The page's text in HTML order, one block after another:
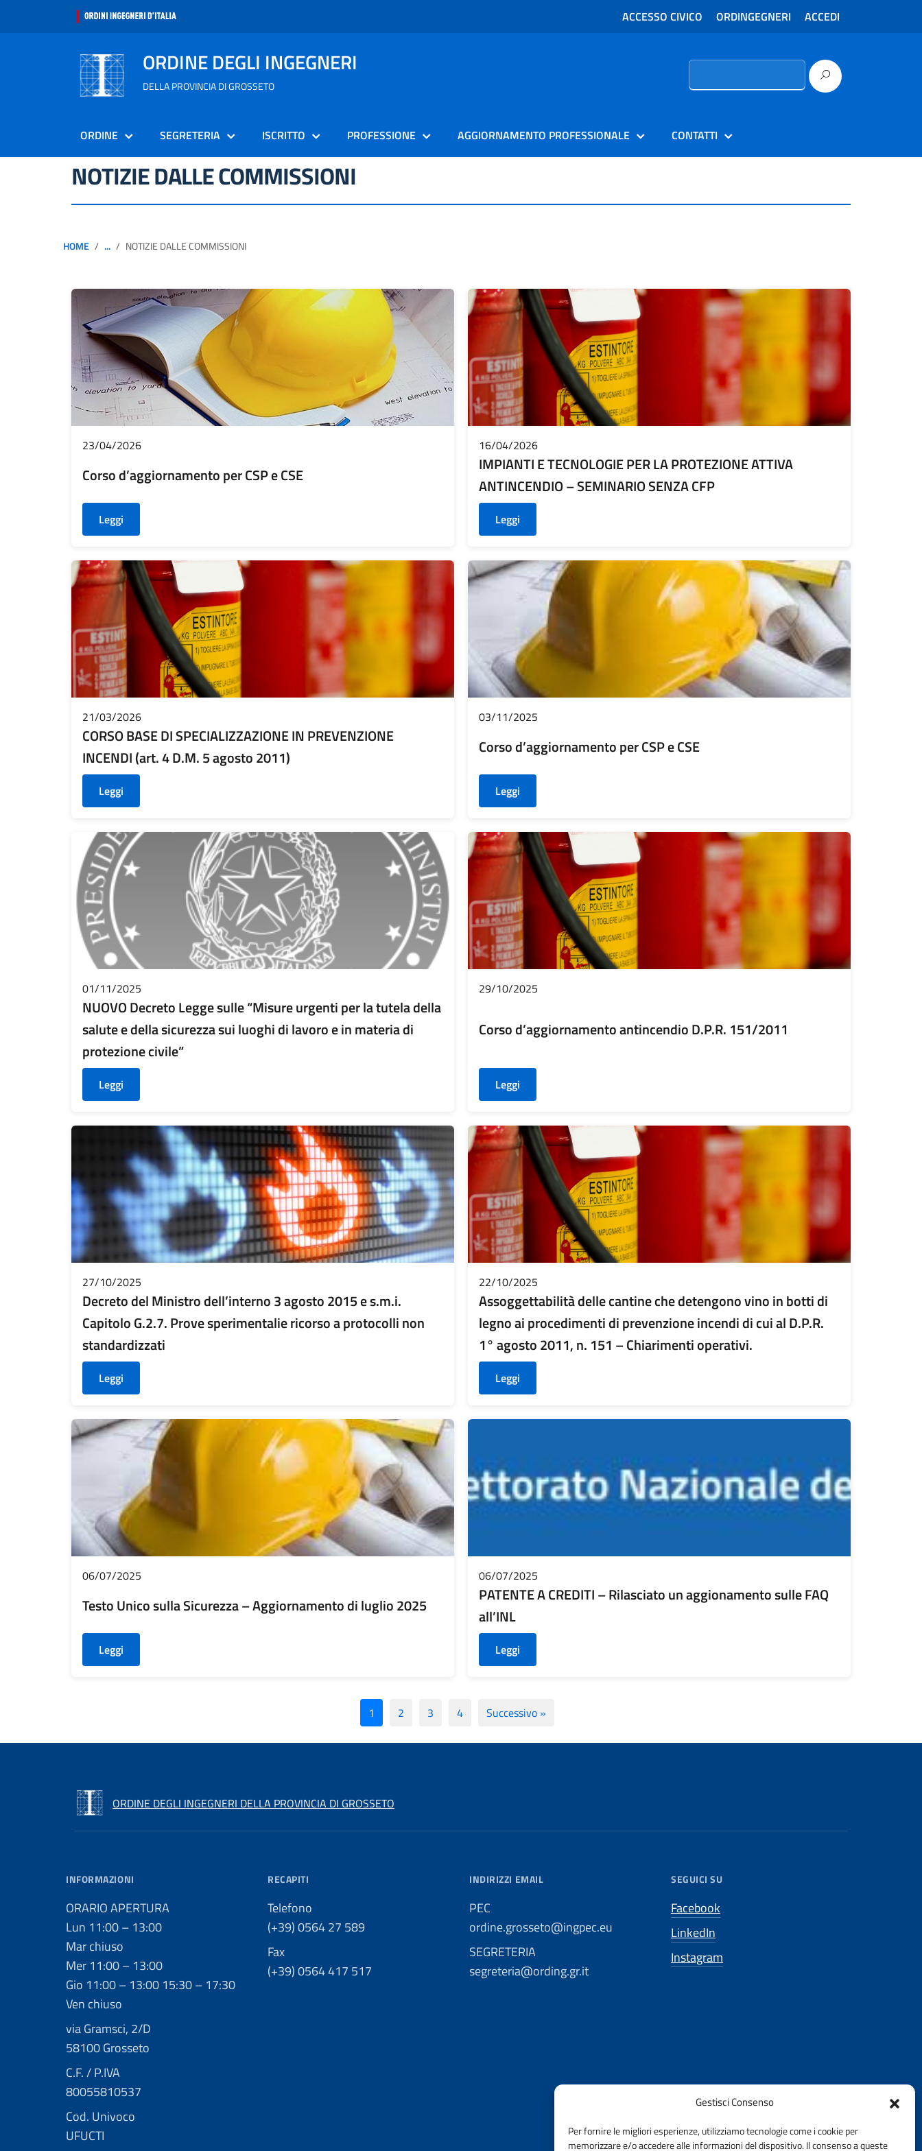
Gestisci Consenso
Per fornire le migliori esperienze, utilizziamo tecnologie come i cookie per
memorizzare e/o accedere alle informazioni del dispositivo. Il consenso a queste
ACCESSO CIVICO ORDINGEGNERI ACCEDI
ORDINE DEGLI INGEGNERI
DELLA PROVINCIA DI GROSSETO
Ricerca
ORDINE SEGRETERIA ISCRITTO PROFESSIONE AGGIORNAMENTO PROFESSIONALE CONTATTI
NOTIZIE DALLE COMMISSIONI
HOME ... NOTIZIE DALLE COMMISSIONI
23/04/2026
Corso d’aggiornamento per CSP e CSE
Leggi
16/04/2026
IMPIANTI E TECNOLOGIE PER LA PROTEZIONE ATTIVA
ANTINCENDIO – SEMINARIO SENZA CFP
Leggi
21/03/2026
CORSO BASE DI SPECIALIZZAZIONE IN PREVENZIONE
INCENDI (art. 4 D.M. 5 agosto 2011)
Leggi
03/11/2025
Corso d’aggiornamento per CSP e CSE
Leggi
01/11/2025
NUOVO Decreto Legge sulle “Misure urgenti per la tutela della
salute e della sicurezza sui luoghi di lavoro e in materia di
protezione civile”
Leggi
29/10/2025
Corso d’aggiornamento antincendio D.P.R. 151/2011
Leggi
27/10/2025
Decreto del Ministro dell’interno 3 agosto 2015 e s.m.i.
Capitolo G.2.7. Prove sperimentalie ricorso a protocolli non
standardizzati
Leggi
22/10/2025
Assoggettabilità delle cantine che detengono vino in botti di
legno ai procedimenti di prevenzione incendi di cui al D.P.R.
1° agosto 2011, n. 151 – Chiarimenti operativi.
Leggi
06/07/2025
Testo Unico sulla Sicurezza – Aggiornamento di luglio 2025
Leggi
06/07/2025
PATENTE A CREDITI – Rilasciato un aggionamento sulle FAQ
all’INL
Leggi
1 2 3 4 Successivo »
ORDINE DEGLI INGEGNERI DELLA PROVINCIA DI GROSSETO
INFORMAZIONI
ORARIO APERTURA
Lun 11:00 – 13:00
Mar chiuso
Mer 11:00 – 13:00
Gio 11:00 – 13:00 15:30 – 17:30
Ven chiuso
via Gramsci, 2/D
58100 Grosseto
C.F. / P.IVA
80055810537
Cod. Univoco
UFUCTI
RECAPITI
Telefono
(+39) 0564 27 589
Fax
(+39) 0564 417 517
INDIRIZZI EMAIL
PEC
ordine.grosseto@ingpec.eu
SEGRETERIA
segreteria@ording.gr.it
SEGUICI SU
Facebook
LinkedIn
Instagram